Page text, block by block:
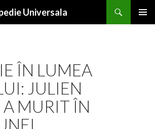
Universala
ÎN LUMEA
JULIEN
MURIT ÎN